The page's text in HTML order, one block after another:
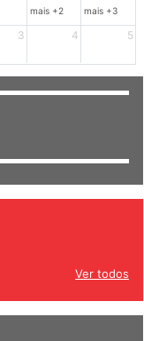
mais +2 mais +3
3 4 5
Ver todos